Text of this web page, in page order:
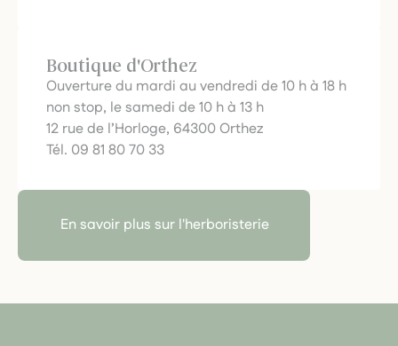
Boutique d'Orthez
Ouverture du mardi au vendredi de 10 h à 18 h
non stop, le samedi de 10 h à 13 h
12 rue de l’Horloge, 64300 Orthez
Tél. 09 81 80 70 33
En savoir plus sur l'herboristerie